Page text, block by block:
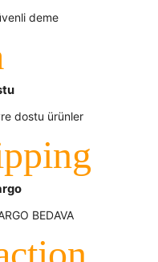
deme
dostu ürünler
BEDAVA